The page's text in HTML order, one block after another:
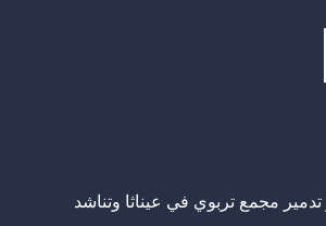
مجمع تربوي في عيناثا وتناشد